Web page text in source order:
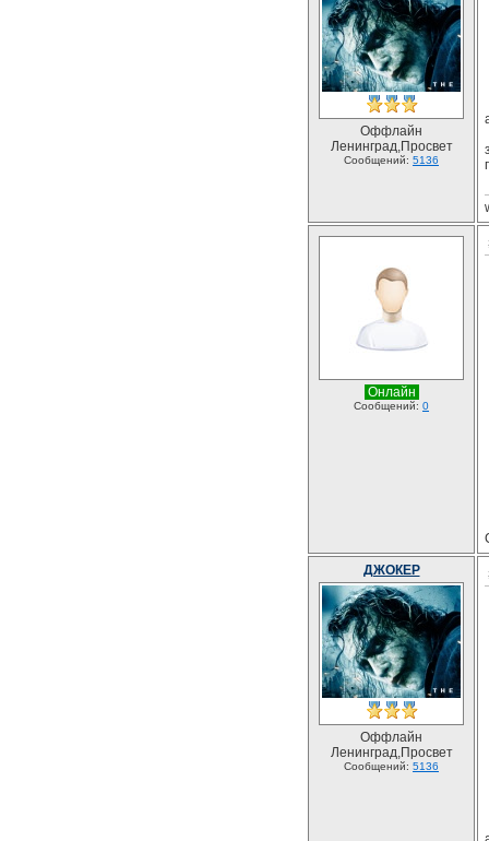
Оффлайн
Ленинград,Просвет
Сообщений: 5136
Онлайн
Сообщений: 0
ДЖОКЕР
Оффлайн
Ленинград,Просвет
Сообщений: 5136